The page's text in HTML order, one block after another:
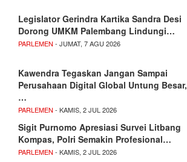
Legislator Gerindra Kartika Sandra Desi
Dorong UMKM Palembang Lindungi…
PARLEMEN - JUMAT, 7 AGU 2026
Kawendra Tegaskan Jangan Sampai
Perusahaan Digital Global Untung Besar,
…
PARLEMEN - KAMIS, 2 JUL 2026
Sigit Purnomo Apresiasi Survei Litbang
Kompas, Polri Semakin Profesional…
PARLEMEN - KAMIS, 2 JUL 2026